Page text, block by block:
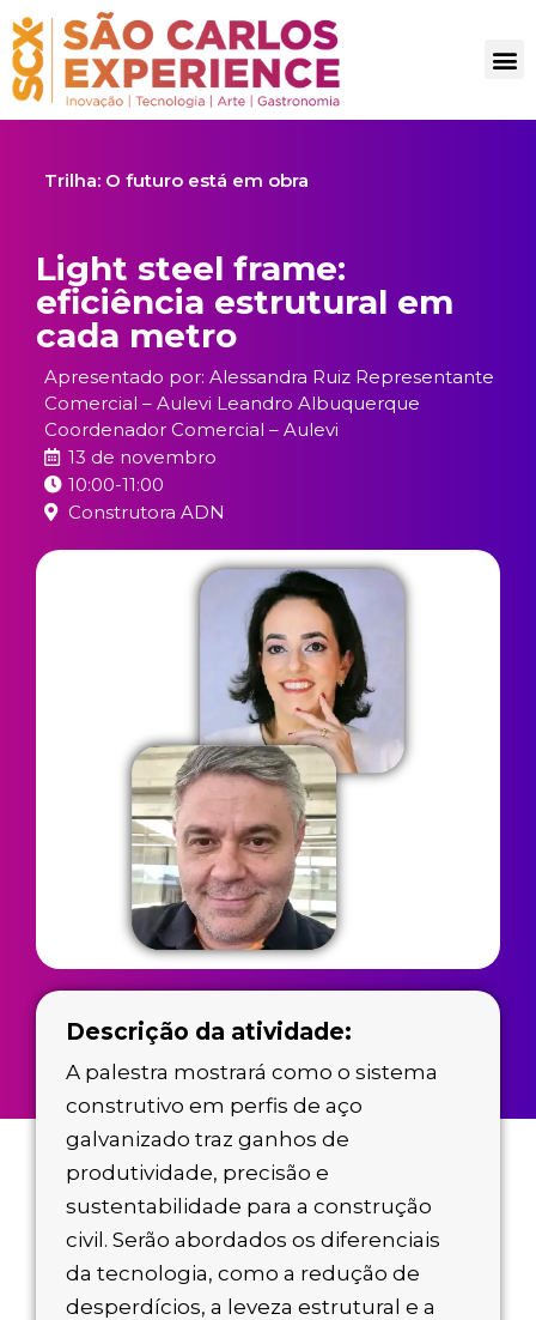
Trilha: O futuro está em obra
Light steel frame:
eficiência estrutural em
cada metro
Apresentado por: Alessandra Ruiz Representante
Comercial – Aulevi Leandro Albuquerque
Coordenador Comercial – Aulevi
13 de novembro
10:00-11:00
Construtora ADN
Descrição da atividade:
A palestra mostrará como o sistema
construtivo em perfis de aço
galvanizado traz ganhos de
produtividade, precisão e
sustentabilidade para a construção
civil. Serão abordados os diferenciais
da tecnologia, como a redução de
desperdícios, a leveza estrutural e a